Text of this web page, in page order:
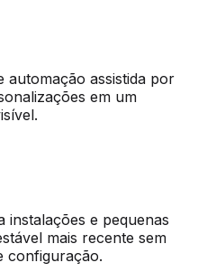
automação assistida por
em um
e pequenas
mais recente sem
configuração.